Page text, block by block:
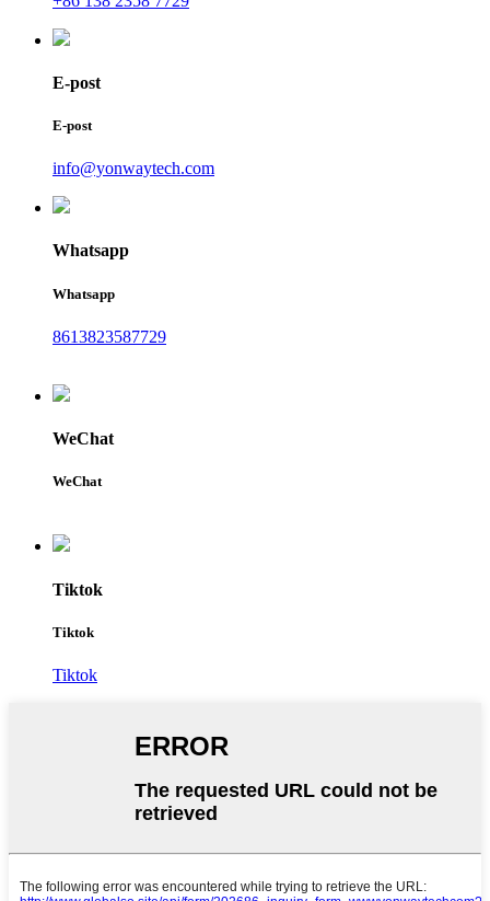
E-post
E-post
info@yonwaytech.com
Whatsapp
Whatsapp
8613823587729
WeChat
WeChat
Tiktok
Tiktok
Tiktok